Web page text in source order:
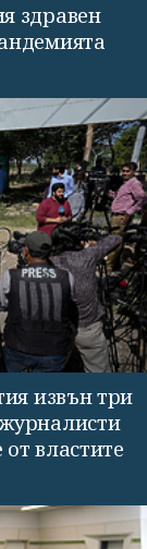
здравен
извън три
властите